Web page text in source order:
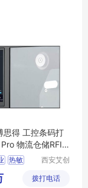
思得 工控条码打
物流仓储RFID
热敏
西安艾创
有限公司
拨打电话